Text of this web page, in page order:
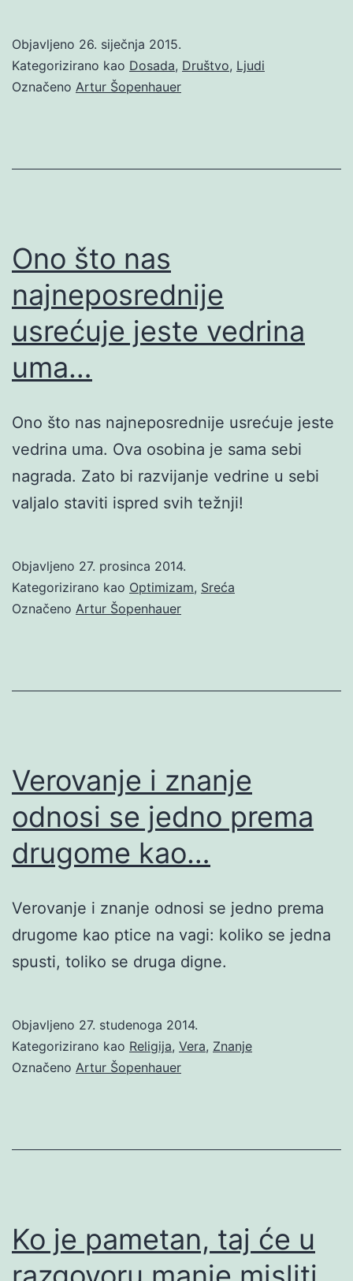
Objavljeno 26. siječnja 2015.
Kategorizirano kao Dosada, Društvo, Ljudi
Označeno Artur Šopenhauer
Ono što nas
najneposrednije
usrećuje jeste vedrina
uma…
Ono što nas najneposrednije usrećuje jeste
vedrina uma. Ova osobina je sama sebi
nagrada. Zato bi razvijanje vedrine u sebi
valjalo staviti ispred svih težnji!
Objavljeno 27. prosinca 2014.
Kategorizirano kao Optimizam, Sreća
Označeno Artur Šopenhauer
Verovanje i znanje
odnosi se jedno prema
drugome kao…
Verovanje i znanje odnosi se jedno prema
drugome kao ptice na vagi: koliko se jedna
spusti, toliko se druga digne.
Objavljeno 27. studenoga 2014.
Kategorizirano kao Religija, Vera, Znanje
Označeno Artur Šopenhauer
Ko je pametan, taj će u